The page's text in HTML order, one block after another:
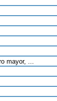
mayor, ...